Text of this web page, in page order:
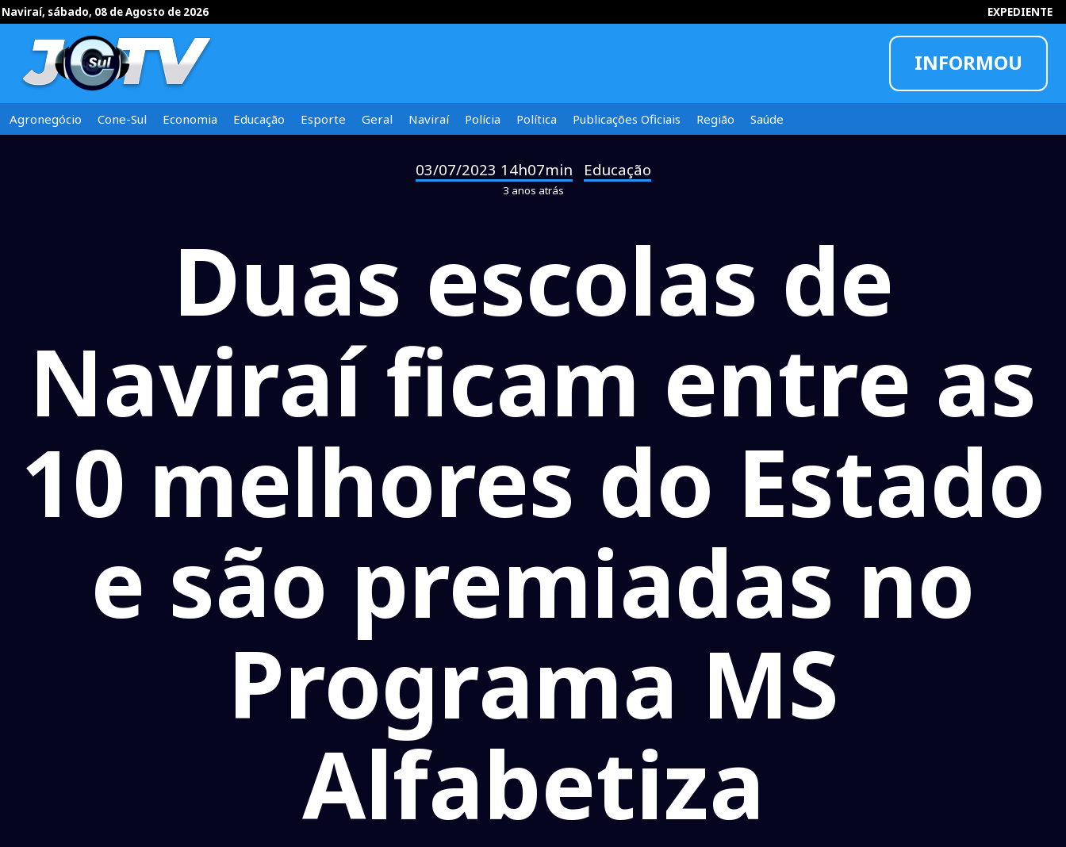
Naviraí, sábado, 08 de Agosto de 2026 EXPEDIENTE
INFORMOU
Agronegócio Cone-Sul Economia Educação Esporte Geral Naviraí Polícia Política Publicações Oficiais Região Saúde
03/07/2023 14h07min Educação
3 anos atrás
Duas escolas de
Naviraí ficam entre as
10 melhores do Estado
e são premiadas no
Programa MS
Alfabetiza